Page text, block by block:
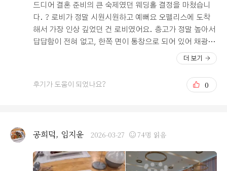
식도 하였습니다. 예전에 글을 보면 음식에 대해서 안좋은
평이 있었는데, 오펠리스는 단점을 보완해 가는 곳인듯 합
니다. 최근에 가서 음식을 먹어보니 음식 종류도 많고 맛도
좋아서 하객들에게 충분히 대접할만한 곳입니다. 음식의
선도나 온도도 굉장히 좋은 편이고, 게다가 20층 전망도 좋
아서 스카이라운지 느낌입니다. 마지막으로 주말에는 웨딩
홀 말고는 사람이 없는 오피스 건물이므로, 지하주차 공간
도 넉넉해서 차를 끌고 오시는 분들도 큰 불편함은 없을 거
드디어 결혼 준비의 큰 숙제였던 웨딩홀 결정을 마쳤습니
다. ? 로비가 정말 시원시원하고 예뻐요 오펠리스에 도착
해서 가장 인상 깊었던 건 로비였어요. 층고가 정말 높아서
답답함이 전혀 없고, 한쪽 면이 통창으로 되어 있어 채광이
쏟아지는 느낌이 참 좋더라고요. 배너 있는게 너무 예뻐
요.. 하객분들이 처음 맞이하는 공간이라 중요하게 생각했
는데, 개방감이 워낙 좋아서 첫인상부터 합격이었습니다.
로비 공간 자체가 넓고 단독홀이다 보니 하객들이 섞이지
이 가득했어요. 문 열자마자 생화 향기가 확 나고 화사하고
예쁘더라고요. 조명도 깔끔하고 전반적인 분위기가 차분하
면서도 로맨틱해서 마음에 쏙 들었습니다..ㅠㅠ 신부대기
더 보기
후기가 도움이 되었나요? 0
공희덕, 임지윤 2026-03-27 74명 읽음